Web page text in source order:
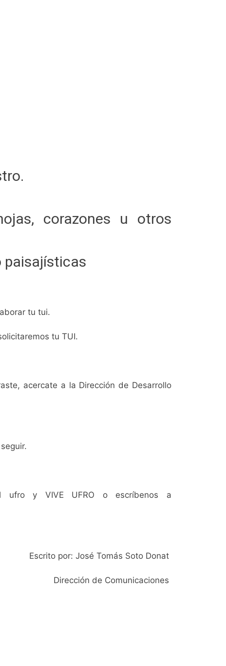
corazones u otros
paisajísticas
tu tui.
tu TUI.
acercate a la Dirección de Desarrollo
ufro y VIVE UFRO o escríbenos a
Escrito por: José Tomás Soto Donat
Dirección de Comunicaciones